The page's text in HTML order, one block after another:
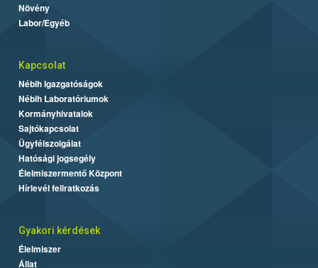
Növény
Labor/Egyéb
Kapcsolat
Nébih Igazgatóságok
Nébih Laboratóriumok
Kormányhivatalok
Sajtókapcsolat
Ügyfélszolgálat
Hatósági jogsegély
Élelmiszermentő Központ
Hírlevél feliratkozás
Gyakori kérdések
Élelmiszer
Állat